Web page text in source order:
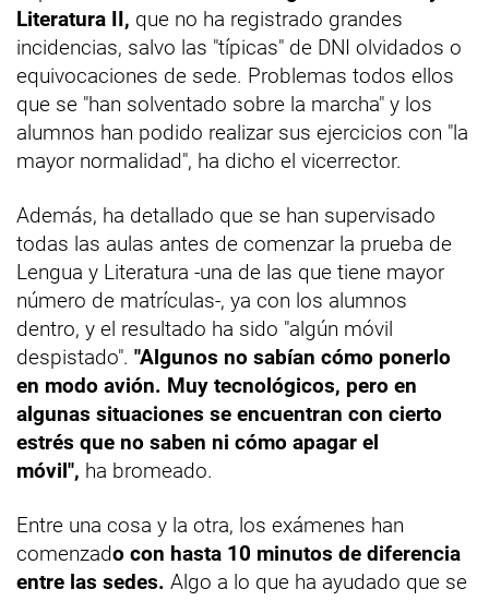
Literatura II, que no ha registrado grandes
incidencias, salvo las "típicas" de DNI olvidados o
equivocaciones de sede. Problemas todos ellos
que se "han solventado sobre la marcha" y los
alumnos han podido realizar sus ejercicios con "la
mayor normalidad", ha dicho el vicerrector.
Además, ha detallado que se han supervisado
todas las aulas antes de comenzar la prueba de
Lengua y Literatura -una de las que tiene mayor
número de matrículas-, ya con los alumnos
dentro, y el resultado ha sido "algún móvil
despistado". "Algunos no sabían cómo ponerlo
en modo avión. Muy tecnológicos, pero en
algunas situaciones se encuentran con cierto
estrés que no saben ni cómo apagar el
móvil", ha bromeado.
Entre una cosa y la otra, los exámenes han
comenzado con hasta 10 minutos de diferencia
entre las sedes. Algo a lo que ha ayudado que se